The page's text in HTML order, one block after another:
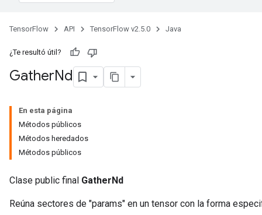
TensorFlow API TensorFlow v2.5.0 Java
¿Te resultó útil?
GatherNd
En esta página
Métodos públicos
Métodos heredados
Métodos públicos
Clase public final GatherNd
Reúna sectores de "params" en un tensor con la forma